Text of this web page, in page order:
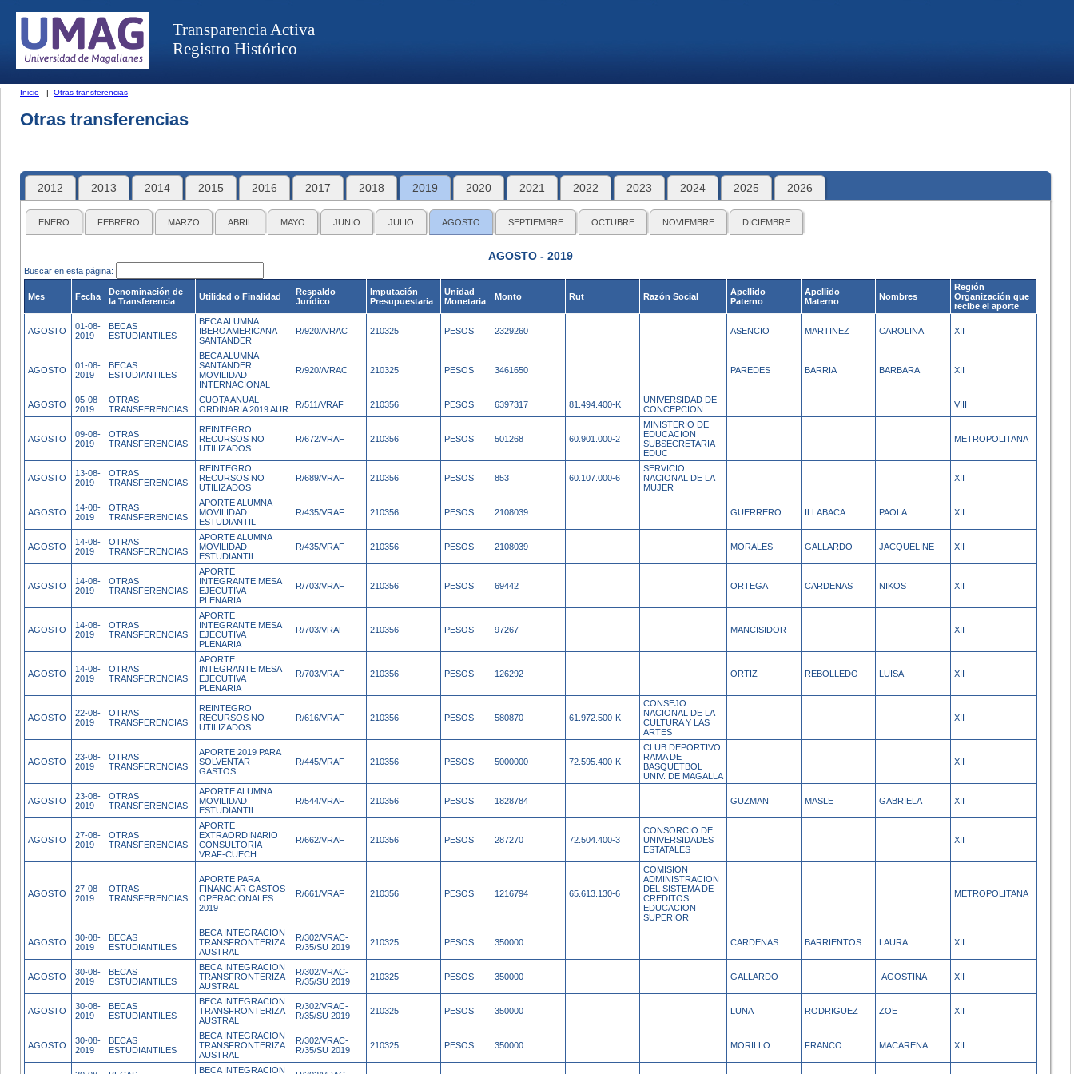
Transparencia Activa
Registro Histórico
Inicio | Otras transferencias
Otras transferencias
2012 2013 2014 2015 2016 2017 2018 2019 2020 2021 2022 2023 2024 2025 2026
ENERO FEBRERO MARZO ABRIL MAYO JUNIO JULIO AGOSTO SEPTIEMBRE OCTUBRE NOVIEMBRE DICIEMBRE
AGOSTO - 2019
Buscar en esta página:
Mes Fecha
Denominación de
la Transferencia
Utilidad o Finalidad
Respaldo
Jurídico
Imputación
Presupuestaria
Unidad
Monetaria
Monto Rut Razón Social
Apellido
Paterno
Apellido
Materno
Nombres
Región
Organización que
recibe el aporte
AGOSTO
01-08-
2019
BECAS
ESTUDIANTILES
BECA ALUMNA
IBEROAMERICANA
SANTANDER
R/920//VRAC 210325 PESOS 2329260 ASENCIO MARTINEZ CAROLINA XII
AGOSTO
01-08-
2019
BECAS
ESTUDIANTILES
BECA ALUMNA
SANTANDER
MOVILIDAD
INTERNACIONAL
R/920//VRAC 210325 PESOS 3461650 PAREDES BARRIA BARBARA XII
AGOSTO
05-08-
2019
OTRAS
TRANSFERENCIAS
CUOTA ANUAL
ORDINARIA 2019 AUR
R/511/VRAF 210356 PESOS 6397317 81.494.400-K
UNIVERSIDAD DE
CONCEPCION
VIII
AGOSTO
09-08-
2019
OTRAS
TRANSFERENCIAS
REINTEGRO
RECURSOS NO
UTILIZADOS
R/672/VRAF 210356 PESOS 501268 60.901.000-2
MINISTERIO DE
EDUCACION
SUBSECRETARIA
EDUC
METROPOLITANA
AGOSTO
13-08-
2019
OTRAS
TRANSFERENCIAS
REINTEGRO
RECURSOS NO
UTILIZADOS
R/689/VRAF 210356 PESOS 853 60.107.000-6
SERVICIO
NACIONAL DE LA
MUJER
XII
AGOSTO
14-08-
2019
OTRAS
TRANSFERENCIAS
APORTE ALUMNA
MOVILIDAD
ESTUDIANTIL
R/435/VRAF 210356 PESOS 2108039 GUERRERO ILLABACA PAOLA XII
AGOSTO
14-08-
2019
OTRAS
TRANSFERENCIAS
APORTE ALUMNA
MOVILIDAD
ESTUDIANTIL
R/435/VRAF 210356 PESOS 2108039 MORALES GALLARDO JACQUELINE XII
AGOSTO
14-08-
2019
OTRAS
TRANSFERENCIAS
APORTE
INTEGRANTE MESA
EJECUTIVA
PLENARIA
R/703/VRAF 210356 PESOS 69442 ORTEGA CARDENAS NIKOS XII
AGOSTO
14-08-
2019
OTRAS
TRANSFERENCIAS
APORTE
INTEGRANTE MESA
EJECUTIVA
PLENARIA
R/703/VRAF 210356 PESOS 97267 MANCISIDOR XII
AGOSTO
14-08-
2019
OTRAS
TRANSFERENCIAS
APORTE
INTEGRANTE MESA
EJECUTIVA
PLENARIA
R/703/VRAF 210356 PESOS 126292 ORTIZ REBOLLEDO LUISA XII
AGOSTO
22-08-
2019
OTRAS
TRANSFERENCIAS
REINTEGRO
RECURSOS NO
UTILIZADOS
R/616/VRAF 210356 PESOS 580870 61.972.500-K
CONSEJO
NACIONAL DE LA
CULTURA Y LAS
ARTES
XII
AGOSTO
23-08-
2019
OTRAS
TRANSFERENCIAS
APORTE 2019 PARA
SOLVENTAR
GASTOS
R/445/VRAF 210356 PESOS 5000000 72.595.400-K
CLUB DEPORTIVO
RAMA DE
BASQUETBOL
UNIV. DE MAGALLA
XII
AGOSTO
23-08-
2019
OTRAS
TRANSFERENCIAS
APORTE ALUMNA
MOVILIDAD
ESTUDIANTIL
R/544/VRAF 210356 PESOS 1828784 GUZMAN MASLE GABRIELA XII
AGOSTO
27-08-
2019
OTRAS
TRANSFERENCIAS
APORTE
EXTRAORDINARIO
CONSULTORIA
VRAF-CUECH
R/662/VRAF 210356 PESOS 287270 72.504.400-3
CONSORCIO DE
UNIVERSIDADES
ESTATALES
XII
AGOSTO
27-08-
2019
OTRAS
TRANSFERENCIAS
APORTE PARA
FINANCIAR GASTOS
OPERACIONALES
2019
R/661/VRAF 210356 PESOS 1216794 65.613.130-6
COMISION
ADMINISTRACION
DEL SISTEMA DE
CREDITOS
EDUCACION
SUPERIOR
METROPOLITANA
AGOSTO
30-08-
2019
BECAS
ESTUDIANTILES
BECA INTEGRACION
TRANSFRONTERIZA
AUSTRAL
R/302/VRAC-
R/35/SU 2019
210325 PESOS 350000 CARDENAS BARRIENTOS LAURA XII
AGOSTO
30-08-
2019
BECAS
ESTUDIANTILES
BECA INTEGRACION
TRANSFRONTERIZA
AUSTRAL
R/302/VRAC-
R/35/SU 2019
210325 PESOS 350000 GALLARDO AGOSTINA XII
AGOSTO
30-08-
2019
BECAS
ESTUDIANTILES
BECA INTEGRACION
TRANSFRONTERIZA
AUSTRAL
R/302/VRAC-
R/35/SU 2019
210325 PESOS 350000 LUNA RODRIGUEZ ZOE XII
AGOSTO
30-08-
2019
BECAS
ESTUDIANTILES
BECA INTEGRACION
TRANSFRONTERIZA
AUSTRAL
R/302/VRAC-
R/35/SU 2019
210325 PESOS 350000 MORILLO FRANCO MACARENA XII
BECA INTEGRACION